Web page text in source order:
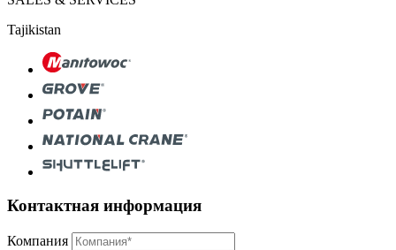
Tajikistan
Контактная информация
Компания